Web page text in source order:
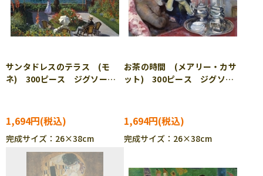
サンタドレスのテラス (モ
ネ) 300ピース ジグソーパ
1,694円
完成サイズ：26×38cm
お茶の時間 (メアリー・カサ
ット) 300ピース ジグソー
1,694円
完成サイズ：26×38cm